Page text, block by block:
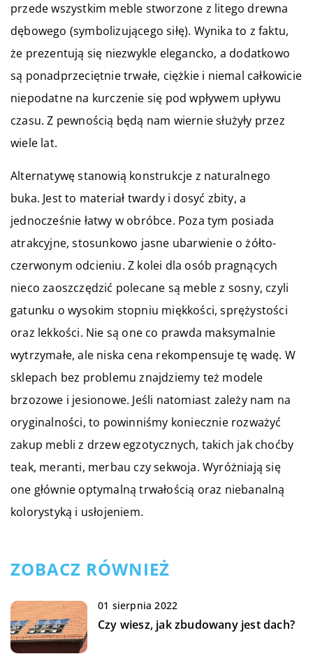
przede wszystkim meble stworzone z litego drewna
dębowego (symbolizującego siłę). Wynika to z faktu,
że prezentują się niezwykle elegancko, a dodatkowo
są ponadprzeciętnie trwałe, ciężkie i niemal całkowicie
niepodatne na kurczenie się pod wpływem upływu
czasu. Z pewnością będą nam wiernie służyły przez
wiele lat.
Alternatywę stanowią konstrukcje z naturalnego
buka. Jest to materiał twardy i dosyć zbity, a
jednocześnie łatwy w obróbce. Poza tym posiada
atrakcyjne, stosunkowo jasne ubarwienie o żółto-
czerwonym odcieniu. Z kolei dla osób pragnących
nieco zaoszczędzić polecane są meble z sosny, czyli
gatunku o wysokim stopniu miękkości, sprężystości
oraz lekkości. Nie są one co prawda maksymalnie
wytrzymałe, ale niska cena rekompensuje tę wadę. W
sklepach bez problemu znajdziemy też modele
brzozowe i jesionowe. Jeśli natomiast zależy nam na
oryginalności, to powinniśmy koniecznie rozważyć
zakup mebli z drzew egzotycznych, takich jak choćby
teak, meranti, merbau czy sekwoja. Wyróżniają się
one głównie optymalną trwałością oraz niebanalną
kolorystyką i usłojeniem.
ZOBACZ RÓWNIEŻ
01 sierpnia 2022
Czy wiesz, jak zbudowany jest dach?